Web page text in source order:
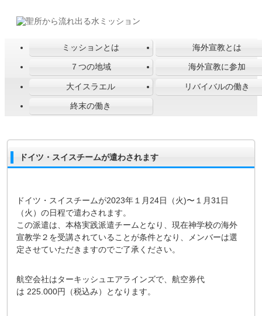
ミッションとは 海外宣教とは
７つの地域 海外宣教に参加
大イスラエル リバイバルの働き
終末の働き
ドイツ・スイスチームが遣わされます
ドイツ・スイスチームが2023年１月24日（火)〜１月31日
（火）の日程で遣わされます。
この派遣は、本格実践派遣チームとなり、現在神学校の海外
宣教学２を受講されていることが条件となり、メンバーは選
定させていただきますのでご了承ください。
航空会社はターキッシュエアラインズで、航空券代
は 225.000円（税込み）となります。